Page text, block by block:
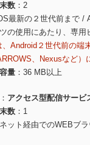
数
2
最新の２世代前まで /
の使用にあたり、専用
Android２世代前の端
、Nexusなど）
量
36 MB以上
アクセス型配信サービ
数
1
ット経由でのWEBブ